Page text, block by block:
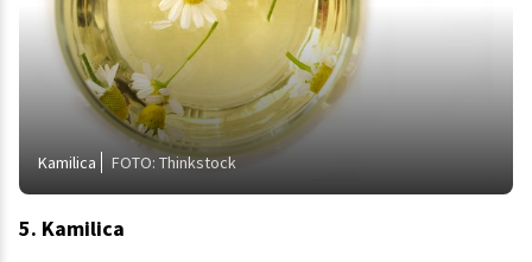
Kamilica FOTO: Thinkstock
5. Kamilica